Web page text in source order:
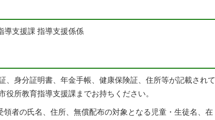
導支援課 指導支援係係
、身分証明書、年金手帳、健康保険証、住所等が記載されて
役所教育指導支援課までお持ちください。
者の氏名、住所、無償配布の対象となる児童・生徒名、在